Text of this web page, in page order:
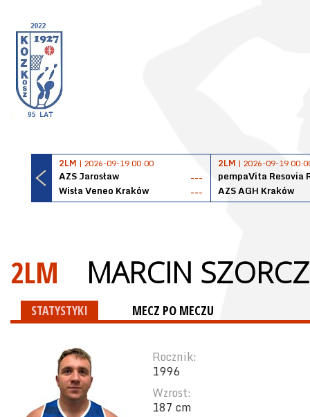
2LM | 2026-09-19 00:00
AZS Jarosław
---
Wisła Veneo Kraków
---
2LM | 2026-09-19
pempaVita Resovia
AZS AGH Kraków
2LM MARCIN SZORCZ
STATYSTYKI MECZ PO MECZU
Rocznik:
1996
Wzrost:
187 cm